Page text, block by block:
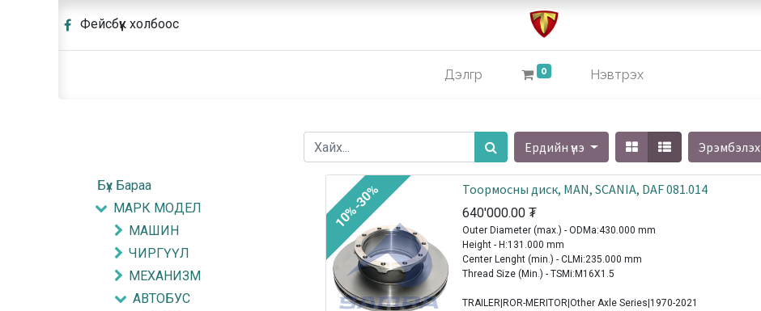
Фейсбүүк холбоос
Дэлгүүр 0 Нэвтрэх
Ердийн үнэ Эрэмбэлэх
Бүх Бараа
МАРК МОДЕЛ
МАШИН
ЧИРГҮҮЛ
МЕХАНИЗМ
АВТОБУС
Тоормосны диск, MAN, SCANIA, DAF 081.014
640'000.00 ₮
Outer Diameter (max.) - ODMa:430.000 mm
Height - H:131.000 mm
Center Lenght (min.) - CLMi:235.000 mm
Thread Size (Min.) - TSMi:M16X1.5
TRAILER|ROR-MERITOR|Other Axle Series|1970-2021
10%-30%